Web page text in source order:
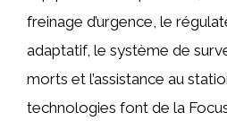
freinage d’urgence, le
adaptatif, le système de
morts et l’assistance au
technologies font de la